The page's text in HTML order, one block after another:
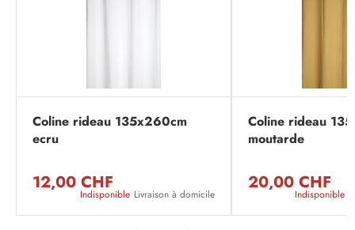
Coline rideau 135x260cm
ecru
12,00 CHF
Indisponible Livraison à domicile
Coline rideau
moutarde
20,00 CHF
Indisponible